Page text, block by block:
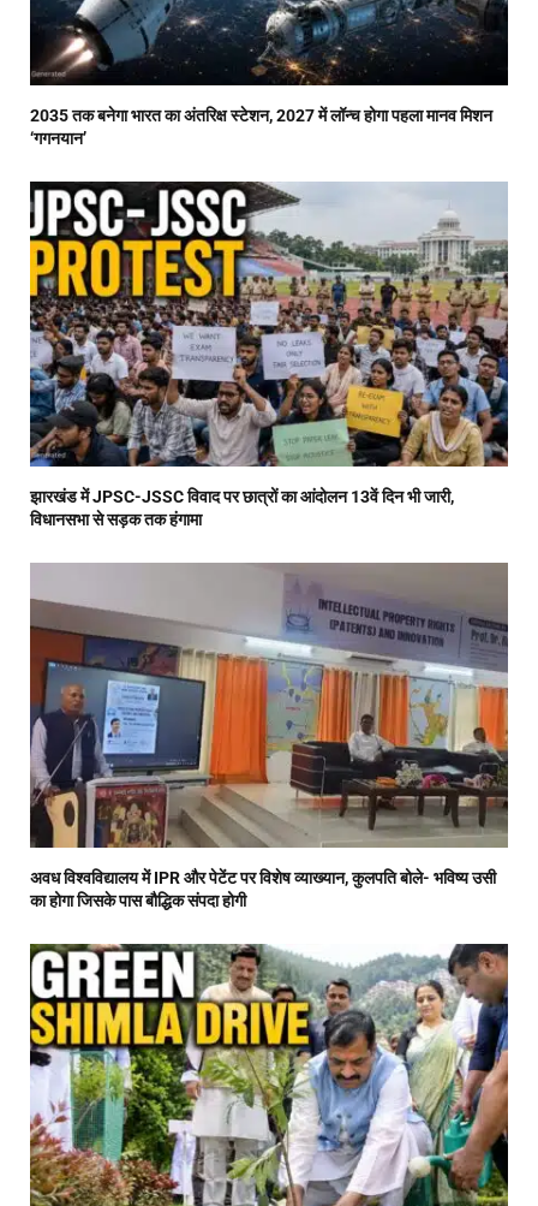
2035 तक बनेगा भारत का अंतरिक्ष स्टेशन, 2027 में लॉन्च होगा पहला मानव मिशन
‘गगनयान’
झारखंड में JPSC-JSSC विवाद पर छात्रों का आंदोलन 13वें दिन भी जारी,
विधानसभा से सड़क तक हंगामा
अवध विश्वविद्यालय में IPR और पेटेंट पर विशेष व्याख्यान, कुलपति बोले- भविष्य उसी
का होगा जिसके पास बौद्धिक संपदा होगी